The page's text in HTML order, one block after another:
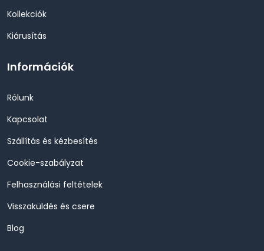
Kollekciók
Kiárusítás
Információk
Rólunk
Kapcsolat
Szállítás és kézbesítés
Cookie-szabályzat
Felhasználási feltételek
Visszaküldés és csere
Blog